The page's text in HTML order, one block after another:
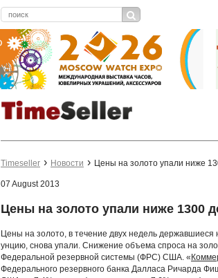
Timeseller Новости Цены на золото упали ниже
07 August 2013
Цены на золото упали ниже 1300
Цены на золото, в течение двух недель
унцию, снова упали. Снижение объема спроса на
Федеральной резервной системы (ФРС) США. «
Федерального резервного банка Далласа Ричарда